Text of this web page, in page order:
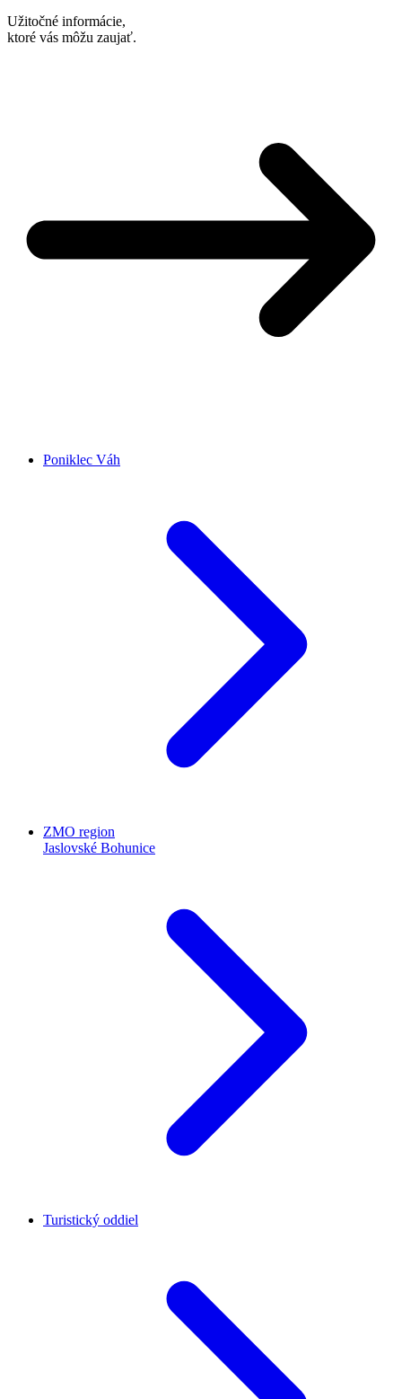
Užitočné informácie,
ktoré vás môžu zaujať.
Poniklec Váh
ZMO region
Jaslovské Bohunice
Turistický oddiel